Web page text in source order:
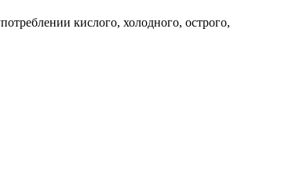
кислого, холодного, острого,